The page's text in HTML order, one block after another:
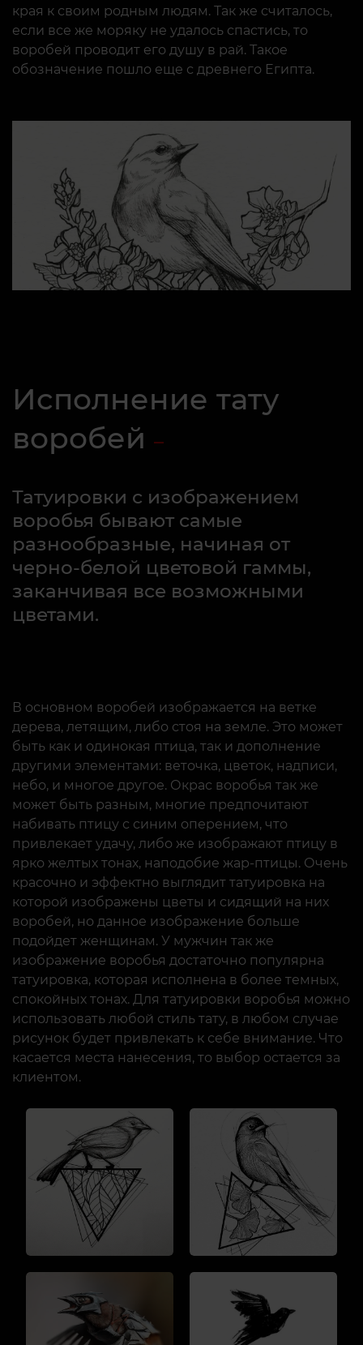
края к своим родным людям. Так же считалось,
если все же моряку не удалось спастись, то
воробей проводит его душу в рай. Такое
обозначение пошло еще с древнего Египта.
Исполнение тату
воробей
Татуировки с изображением
воробья бывают самые
разнообразные, начиная от
черно-белой цветовой гаммы,
заканчивая все возможными
цветами.
В основном воробей изображается на ветке
дерева, летящим, либо стоя на земле. Это может
быть как и одинокая птица, так и дополнение
другими элементами: веточка, цветок, надписи,
небо, и многое другое. Окрас воробья так же
может быть разным, многие предпочитают
набивать птицу с синим оперением, что
привлекает удачу, либо же изображают птицу в
ярко желтых тонах, наподобие жар-птицы. Очень
красочно и эффектно выглядит татуировка на
которой изображены цветы и сидящий на них
воробей, но данное изображение больше
подойдет женщинам. У мужчин так же
изображение воробья достаточно популярна
татуировка, которая исполнена в более темных,
спокойных тонах. Для татуировки воробья можно
использовать любой стиль тату, в любом случае
рисунок будет привлекать к себе внимание. Что
касается места нанесения, то выбор остается за
клиентом.